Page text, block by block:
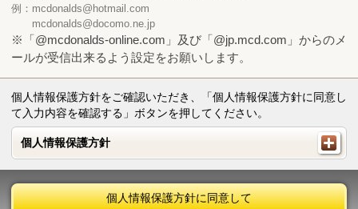
例：mcdonalds@hotmail.com
mcdonalds@docomo.ne.jp
※「@mcdonalds-online.com」及び「@jp.mcd.com」からのメ
ールが受信出来るよう設定をお願いします。
個人情報保護方針をご確認いただき、「個人情報保護方針に同意し
て入力内容を確認する」ボタンを押してください。
個人情報保護方針
個人情報保護方針
個人情報保護方針に同意して